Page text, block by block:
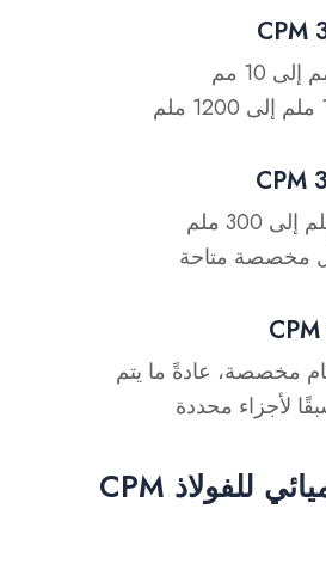
مخصصة متاحة
مخصصة، عادةً ما يتم
لأجزاء محددة
التركيب الكيميائي للفولاذ CPM